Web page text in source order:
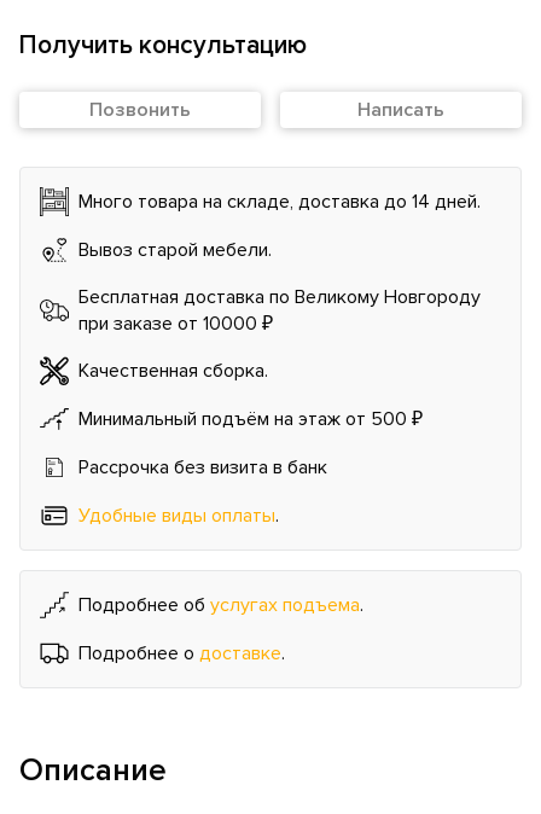
Получить консультацию
Позвонить Написать
Много товара на складе, доставка до 14 дней.
Вывоз старой мебели.
Бесплатная доставка по Великому Новгороду
при заказе от 10000 ₽
Качественная сборка.
Минимальный подъём на этаж от 500 ₽
Рассрочка без визита в банк
Удобные виды оплаты.
Подробнее об услугах подъема.
Подробнее о доставке.
Описание